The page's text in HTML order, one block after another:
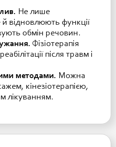
Не лише
відновлюють функції
обмін речовин.
Фізіотерапія
після травм і
методами. Можна
кінезіотерапією,
лікуванням.